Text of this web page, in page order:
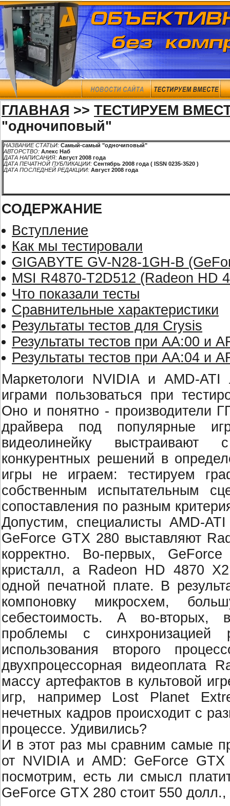
ГЛАВНАЯ >> ТЕСТИРУЕМ
"одночиповый"
НАЗВАНИЕ СТАТЬИ: Самый-самый "одночиповый"
АВТОРСТВО: Алекс Наб
ДАТА НАПИСАНИЯ: Август 2008 года
ДАТА ПЕЧАТНОЙ ПУБЛИКАЦИИ: Сентябрь 2008 года ( ISSN 0235-3520 )
ДАТА ПОСЛЕДНЕЙ РЕДАКЦИИ: Август 2008 года
СОДЕРЖАНИЕ
Вступление
Как мы тестировали
GIGABYTE GV-N28-1GH-B
MSI R4870-T2D512 (Radeon HD
Что показали тесты
Сравнительные характеристики
Результаты тестов для Crysis
Результаты тестов при AA:00 и
Результаты тестов при AA:04 и
Маркетологи NVIDIA и AMD-ATI
играми пользоваться при
Оно и понятно - производители
драйвера под популярные
видеолинейку выстраивают
конкурентных решений в
игры не играем: тестируем
собственным испытательным
сопоставления по разным
Допустим, специалисты AMD-
GeForce GTX 280 выставляют
корректно. Во-первых,
кристалл, а Radeon HD 4870
одной печатной плате. В
компоновку микросхем,
себестоимость. А во-вторых,
проблемы с
использования второго
двухпроцессорная
массу артефактов в культовой
игр, например Lost Planet
нечетных кадров происходит с
процессе. Удивились?
И в этот раз мы сравним самые
от NVIDIA и AMD: GeForce
посмотрим, есть ли смысл
GeForce GTX 280 стоит 550